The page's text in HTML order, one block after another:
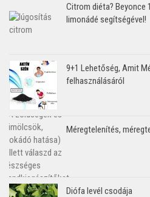
Citrom diéta?
limonádé segítségével!
9+1 Lehetőség, Amit
felhasználásáról
Méregtelenítés,
Diófa levél csodája